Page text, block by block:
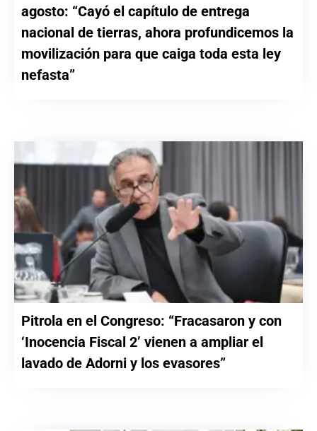
agosto: “Cayó el capítulo de entrega
nacional de tierras, ahora profundicemos la
movilización para que caiga toda esta ley
nefasta”
Pitrola en el Congreso: “Fracasaron y con
‘Inocencia Fiscal 2’ vienen a ampliar el
lavado de Adorni y los evasores”